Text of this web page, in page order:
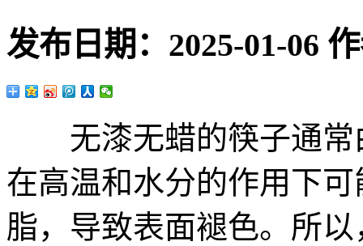
发布日期： 2025-01-06
无漆无蜡的筷子通常
在高温和水分的作用下
脂，导致表面褪色。所以